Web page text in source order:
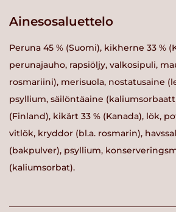
Ainesosaluettelo
Peruna 45 % (Suomi), kikherne 33 %
perunajauho, rapsiöljy, valkosipuli,
rosmariini), merisuola, nostatusaine
psyllium, säilöntäaine
(Finland), kikärt 33 % (Kanada), lök,
vitlök, kryddor (bl.a. rosmarin),
(bakpulver), psyllium,
(kaliumsorbat).